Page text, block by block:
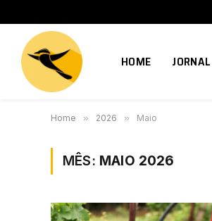
HOME
Home » 2026 » Maio
MÊS: MAIO 2026